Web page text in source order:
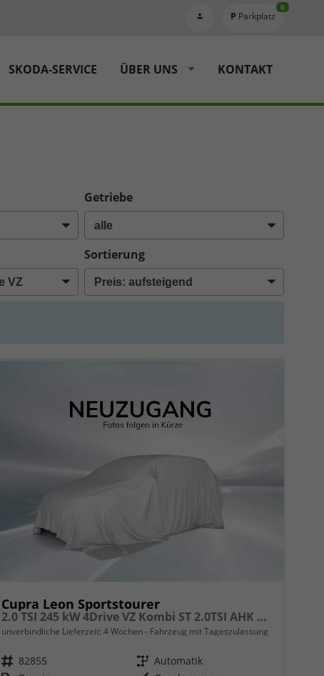
Parkplatz
0
SKODA-SERVICE ÜBER UNS KONTAKT
Getriebe
Sortierung
Cupra Leon Sportstourer
2.0 TSI 245 kW 4Drive VZ Kombi ST 2.0TSI AHK Sound ACC
unverbindliche Lieferzeit: 4 Wochen Fahrzeug mit Tageszulassung
Fahrzeugnr. 82855 Getriebe Automatik